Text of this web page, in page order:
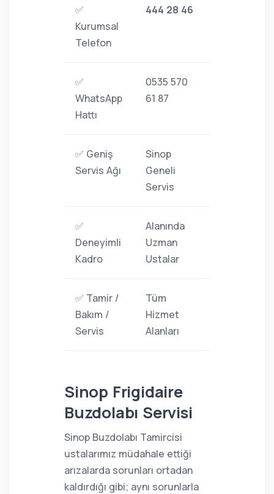
✅
Kurumsal
Telefon
444 28 46
✅
WhatsApp
Hattı
0535 570
61 87
✅ Geniş
Servis Ağı
Sinop
Geneli
Servis
✅
Deneyimli
Kadro
Alanında
Uzman
Ustalar
✅ Tamir /
Bakım /
Servis
Tüm
Hizmet
Alanları
Sinop Frigidaire
Buzdolabı Servisi
Sinop Buzdolabı Tamircisi
ustalarımız müdahale ettiği
arızalarda sorunları ortadan
kaldırdığı gibi; aynı sorunlarla